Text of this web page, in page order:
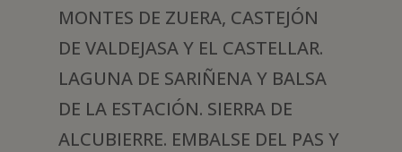
MONTES DE ZUERA, CASTEJÓN
DE VALDEJASA Y EL CASTELLAR.
LAGUNA DE SARIÑENA Y BALSA
DE LA ESTACIÓN. SIERRA DE
ALCUBIERRE. EMBALSE DEL PAS Y